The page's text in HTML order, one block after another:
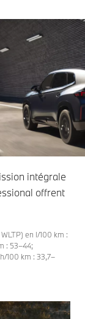
intégrale
offrent
en l/100 km :
: 53–44;
100 km : 33,7–